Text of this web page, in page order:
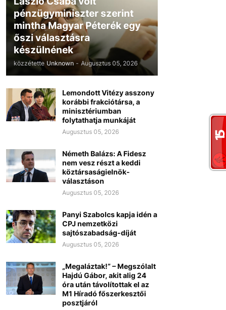
pénzügyminiszter szerint
mintha Magyar Péterék egy
őszi választásra
készülnének
közzétette Unknown - Augusztus 05, 2026
Lemondott Vitézy asszony
korábbi frakciótársa, a
minisztériumban
folytathatja munkáját
Augusztus 05, 2026
Németh Balázs: A Fidesz
nem vesz részt a keddi
köztársaságielnök-
választáson
Augusztus 05, 2026
Panyi Szabolcs kapja idén a
CPJ nemzetközi
sajtószabadság-díját
Augusztus 05, 2026
„Megaláztak!” – Megszólalt
Hajdú Gábor, akit alig 24
óra után távolítottak el az
M1 Híradó főszerkesztői
posztjáról